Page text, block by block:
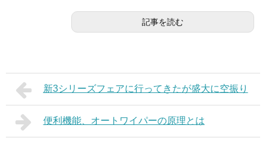
記事を読む
新3シリーズフェアに行ってきたが盛大に空振り
便利機能、オートワイパーの原理とは